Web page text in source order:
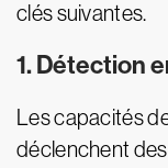
clés suivantes.
1. Détection
Les capacités
déclenchent